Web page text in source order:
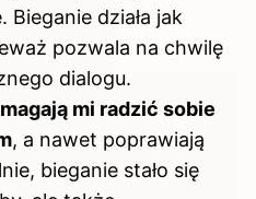
Bieganie działa jak
pozwala na chwilę
dialogu.
mi radzić sobie
, a nawet poprawiają
bieganie stało się